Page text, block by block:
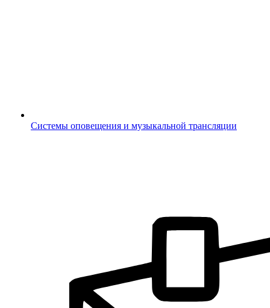
Системы оповещения и музыкальной трансляции